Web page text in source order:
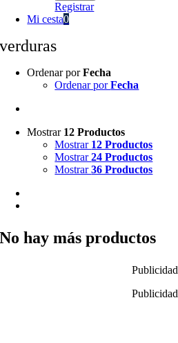
Registrar
Mi cesta0
verduras
Ordenar porFecha
Ordenar porFecha
Mostrar 12 Productos
Mostrar 12 Productos
Mostrar24 Productos
Mostrar36 Productos
No hay más productos
Publicidad
Publicidad